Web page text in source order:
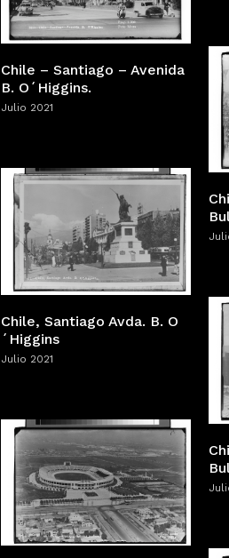
Chile – Santiago – Avenida
B. O´Higgins.
Julio 2021
Chile, Santiago Avda. B. O
´Higgins
Julio 2021